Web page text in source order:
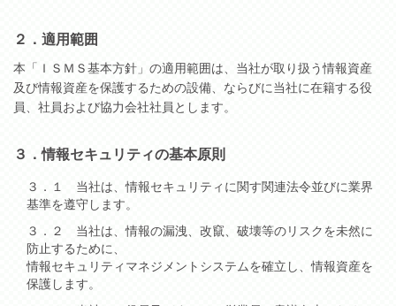
２．適用範囲
本「ＩＳＭＳ基本方針」の適用範囲は、当社が取り扱う情報資産
及び情報資産を保護するための設備、ならびに当社に在籍する役
員、社員および協力会社社員とします。
３．情報セキュリティの基本原則
３．１ 当社は、情報セキュリティに関す関連法令並びに業界
基準を遵守します。
３．２ 当社は、情報の漏洩、改竄、破壊等のリスクを未然に
防止するために、
情報セキュリティマネジメントシステムを確立し、情報資産を
保護します。